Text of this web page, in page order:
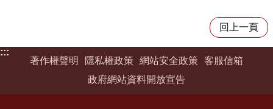
回上一頁
:::
著作權聲明
隱私權政策 網站安全政策 客服信箱
政府網站資料開放宣告